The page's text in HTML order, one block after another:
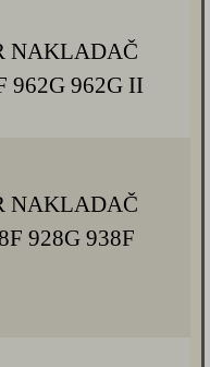
NAKLADAČ
962G 962G II
NAKLADAČ
928G 938F